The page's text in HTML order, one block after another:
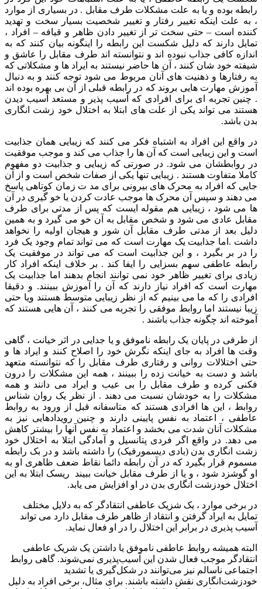
رابطه بوده و یا به علت مشکلات طرف مقابل . در بسیاری از موارد
، به علت اینکه تغییر رفتار و تغییر شخصیت بسیار سخت و تهدید
کننده است – حتی سخت تر از تغییر دادن ظاهر و قیافه – افراد ،
تمایل دارند که دلیل شکست این رابطه را اینگونه بیان کنند که به
اندازه کافی جذاب نبوده اند و نتوانسته اند طرف مقابل را عاشق و
شیفته خود شان کنند ، آن ها حاضر نیستند به ایراد ها و مشکلاتی که
به رفتارها و ذهنیت های آنان مربوط می شود توجه کنند و به دنبال
آموزش مهارت هایی بروند که در رابطه قبلی از آن بی بهره بوده اند
. چنین تجربه ای برای افرادی که آسیب پذیر و مستعد آسیب دیدن
هستند می تواند یکی از علت های ابتلا به اختلال خود زشت انگاری
بدن باشد.
در واقع این افراد به اشتباه فکر می کنند که زیبایی همان جذابیت
است و این زیبایی است که آن ها را جذاب می کند و موجب موفقیت
در روابطشان می شود. در صورتی که زیبایی و جذابیت دو مفهوم
کاملا متفاوت هستند . زیبایی تنها یکی از صفات شخص است و از آن
جایی که افراد به محرک های بیرونی برای مد ت زمان کوتاهی پاسخ
می دهند و سپس آن محرک ها موجب عادت کردن یا خو گیری در آن
ها می شود ، زیبایی هم مقوله ایست که پس از مدتی برای طرف
مقابل عادی می شود و شخص مقابل به آن خو می گیرد و به همین
دلیل بعد از مدتی طرف مقابل آن شور و هیجان اولیه را نخواهد
داشت .اما جذابیت یک مهارت است که می تواند تمام وجود یک فرد
را در بر بگیرد ، و این جذابیت است که می تواند در موفقیت یک
رابطه عاطفی سهم بسزایی را ایفا کند . بر خلاف اینکه افراد کار
زیادی برای تغییر ظاهر خود نمی توانند انجام بدهند اما جذابیت یک
مهارت است که افراد نیاز دارند که آن را آموزش ببینند. و دقیقا
افرادی را که ما می بینیم که از نظر زیبایی متوسط هستند ویا حتی
زیبا نیستند اما روابط موفقی را تجربه می کنند ، آن هایی هستند که
آموخته اند چگونه جذاب باشند .
از طرفی در پایان یک رابطه ناموفق و یا جدایی در اثر خیانت ، گاهی
وقت ها افراد به جای اینکه نگرش خود را اصلاح کنند و ایراد ها و
حتی اختلالات روانی و رفتاری طرف مقابل را که نتوانسته متعهد
باشد و دست به خیانت زده را ببینند ، همه این مشکلات را درون
فکنی کرده و طرف مقابل را بی عیب و ایراد می دانند و همه
مشکلات را به خودشان نسبت می دهند . از نظر یک روان شناس
روابط ، این ها افرادی هستند که متاسفانه قبل از ورود به روابط
عاطفی ، اعتماد به نفس پایینی دارند و چنین رویدادهایی نیز به
مشکلات آنان شدت می بخشد و اعتماد به نفس آنها را بیشتر کاهش
می دهد. در واقع اگر فردی پتانسیل و آمادگی ابتلا به اختلال خود
زشت انگاری بدن (بادی دیسمورفیک) را داشته باشد و در بک رابطه
مسموم قرار بگیرد که در آن رابطه دائما نقاط ضعف ظاهری او به
او گوشزد شود ، و یا از طرف مقابل خیانت ببیند ریسک ابتلا به این
اختلال خودزشت انگاری بدن در او افزایش می یابد.
در برخی موارد ، یک شزیک عاطفی انتقادگر که به دلایل مختلف
تمایل به ایراد گرفتن و انتقاد از ظاهر طرف مقابل دارد می تواند
آسیب پذیری در برابر این اختلال را در او فعال نماید.
البته همیشه روابط عاطفی ناموفق یا داشتن یک شریک عاطفی
انتقادگر موجب فعال شدن این آسیب‌پذیری نمی‌شوند. گاهی روابط
اجتماعی ناسالم نیز می‌توانند در شکل‌گیری یا تشدید
خودزشت‌انگاری نقش داشته باشند. برای مثال، برخی افراد به دلیل